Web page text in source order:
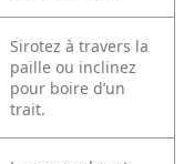
Sirotez à travers la
paille ou inclinez
pour boire d’un
trait.